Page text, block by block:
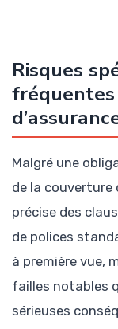
Risques
Malgré une
de la couverture
précise des
de polices
à première vue,
failles notables
sérieuses